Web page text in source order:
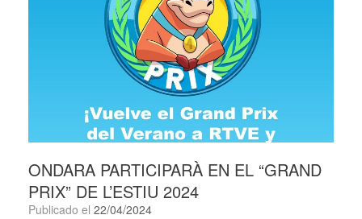
ONDARA PARTICIPARÀ EN EL “GRAND
PRIX” DE L’ESTIU 2024
Publicado el 22/04/2024